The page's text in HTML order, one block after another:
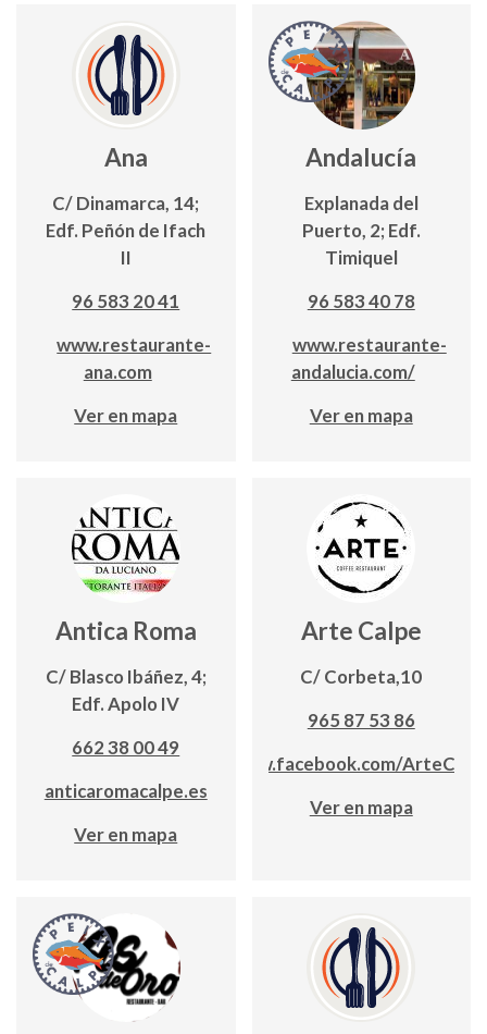
Ana
C/ Dinamarca, 14;
Edf. Peñón de Ifach
II
96 583 20 41
www.restaurante-
ana.com
Ver en mapa
Andalucía
Explanada del
Puerto, 2; Edf.
Timiquel
96 583 40 78
www.restaurante-
andalucia.com/
Ver en mapa
Antica Roma
C/ Blasco Ibáñez, 4;
Edf. Apolo IV
662 38 00 49
anticaromacalpe.es
Ver en mapa
Arte Calpe
C/ Corbeta,10
965 87 53 86
www.facebook.com/
Ver en mapa